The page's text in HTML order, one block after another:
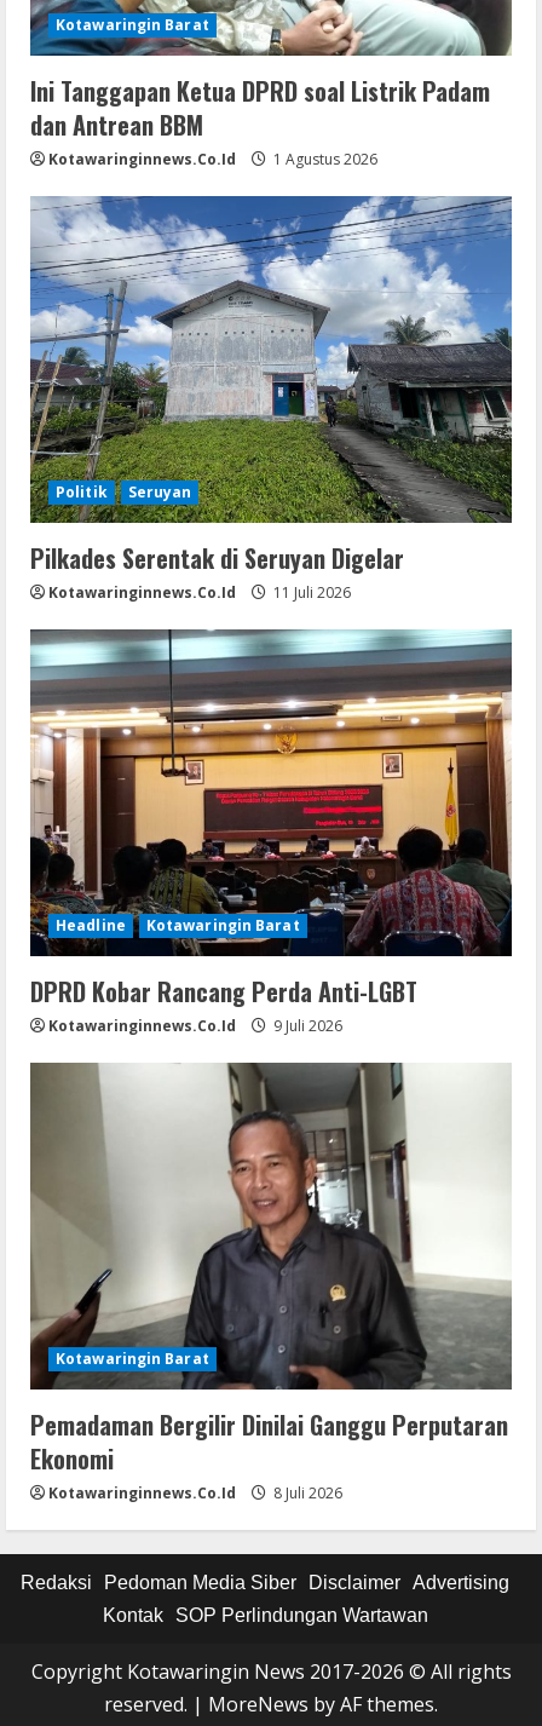
Kotawaringin Barat
Ini Tanggapan Ketua DPRD soal Listrik Padam
dan Antrean BBM
Kotawaringinnews.co.id 1 Agustus 2026
Politik Seruyan
Pilkades Serentak di Seruyan Digelar
Kotawaringinnews.co.id 11 Juli 2026
Headline Kotawaringin Barat
DPRD Kobar Rancang Perda Anti-LGBT
Kotawaringinnews.co.id 9 Juli 2026
Kotawaringin Barat
Pemadaman Bergilir Dinilai Ganggu Perputaran
Ekonomi
Kotawaringinnews.co.id 8 Juli 2026
Redaksi Pedoman Media Siber Disclaimer Advertising
Kontak
SOP Perlindungan Wartawan
Copyright Kotawaringin News 2017-2026 © All rights
reserved. | MoreNews by AF themes.